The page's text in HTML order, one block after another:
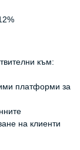
към:
платформи за
на клиенти